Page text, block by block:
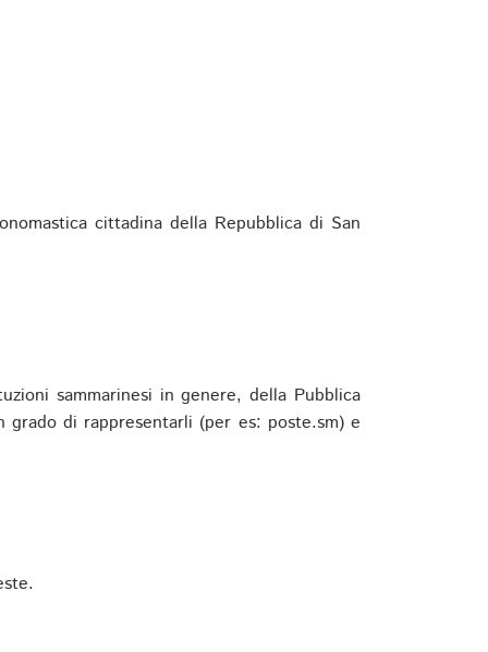
cittadina della Repubblica di San
sammarinesi in genere, della Pubblica
di rappresentarli (per es: poste.sm) e